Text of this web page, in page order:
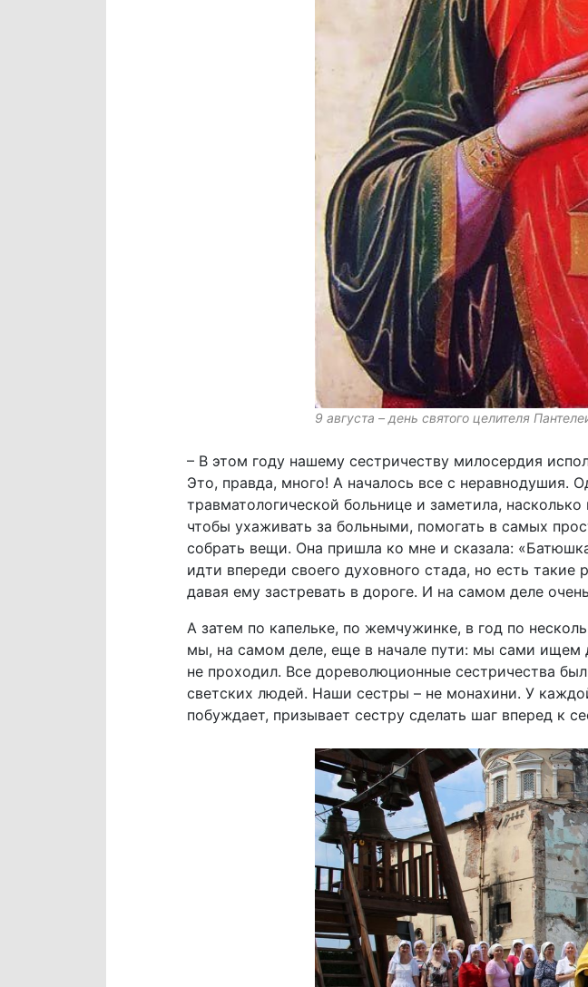
9 августа – день святого целителя
– В этом году нашему сестричеству милосердия
Это, правда, много! А началось все с
травматологической больнице и заметила,
чтобы ухаживать за больными, помогать в самых
собрать вещи. Она пришла ко мне и сказала:
идти впереди своего духовного стада, но есть
давая ему застревать в дороге. И на самом деле
А затем по капельке, по жемчужинке, в год по
мы, на самом деле, еще в начале пути: мы сами ищем
не проходил. Все дореволюционные сестричества
светских людей. Наши сестры – не монахини. У
побуждает, призывает сестру сделать шаг вперед к